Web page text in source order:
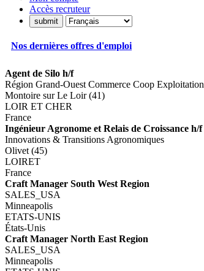
Accès recruteur
Nos dernières offres d'emploi
Agent de Silo h/f
Région Grand-Ouest Commerce Coop Exploitation
Montoire sur Le Loir (41)
LOIR ET CHER
France
Ingénieur Agronome et Relais de Croissance h/f
Innovations & Transitions Agronomiques
Olivet (45)
LOIRET
France
Craft Manager South West Region
SALES_USA
Minneapolis
ETATS-UNIS
États-Unis
Craft Manager North East Region
SALES_USA
Minneapolis